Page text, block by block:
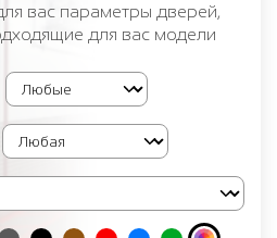
вас параметры дверей,
для вас модели